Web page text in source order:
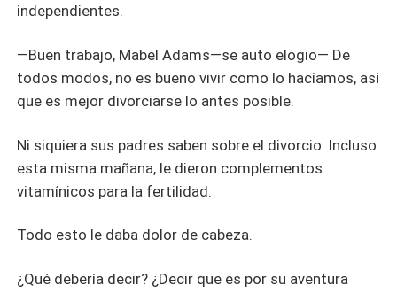
independientes.
—Buen trabajo, Mabel Adams—se auto elogio— De
todos modos, no es bueno vivir como lo hacíamos, así
que es mejor divorciarse lo antes posible.
Ni siquiera sus padres saben sobre el divorcio. Incluso
esta misma mañana, le dieron complementos
vitamínicos para la fertilidad.
Todo esto le daba dolor de cabeza.
¿Qué debería decir? ¿Decir que es por su aventura